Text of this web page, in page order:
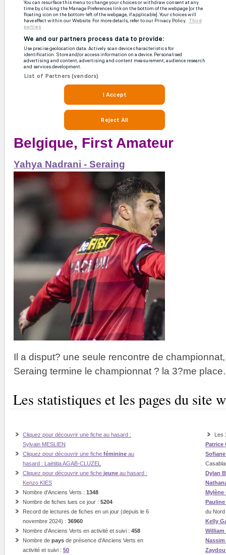
Belgique, First Amateur
Yahya Nadrani - Seraing
Il a disput? une seule rencontre de
Seraing termine le championnat ? la 3?me place.
Les statistiques et les pages du site
Cliquez pour découvrir une fiche au hasard :
Sylvain MESLIEN
Cliquez pour découvrir une fiche féminine au
hasard : Laëtitia AGAB-CLUZEL
Cliquez pour découvrir une fiche jeune au hasard :
Kenzo KIES
Nombre d'Anciens Verts : 1348
Nombre de fiches lues ce jour : 5204
Record de lectures de fiches en un jour (depuis le 6
novembre 2024) : 36960
Nombre d'Anciens Verts en activité et suivi : 458
Nombre de pays de présence d'Anciens Verts en
activité et suivi : 50
Les
Patrice
Dylan
Mylène
du Nord
Kelly
William